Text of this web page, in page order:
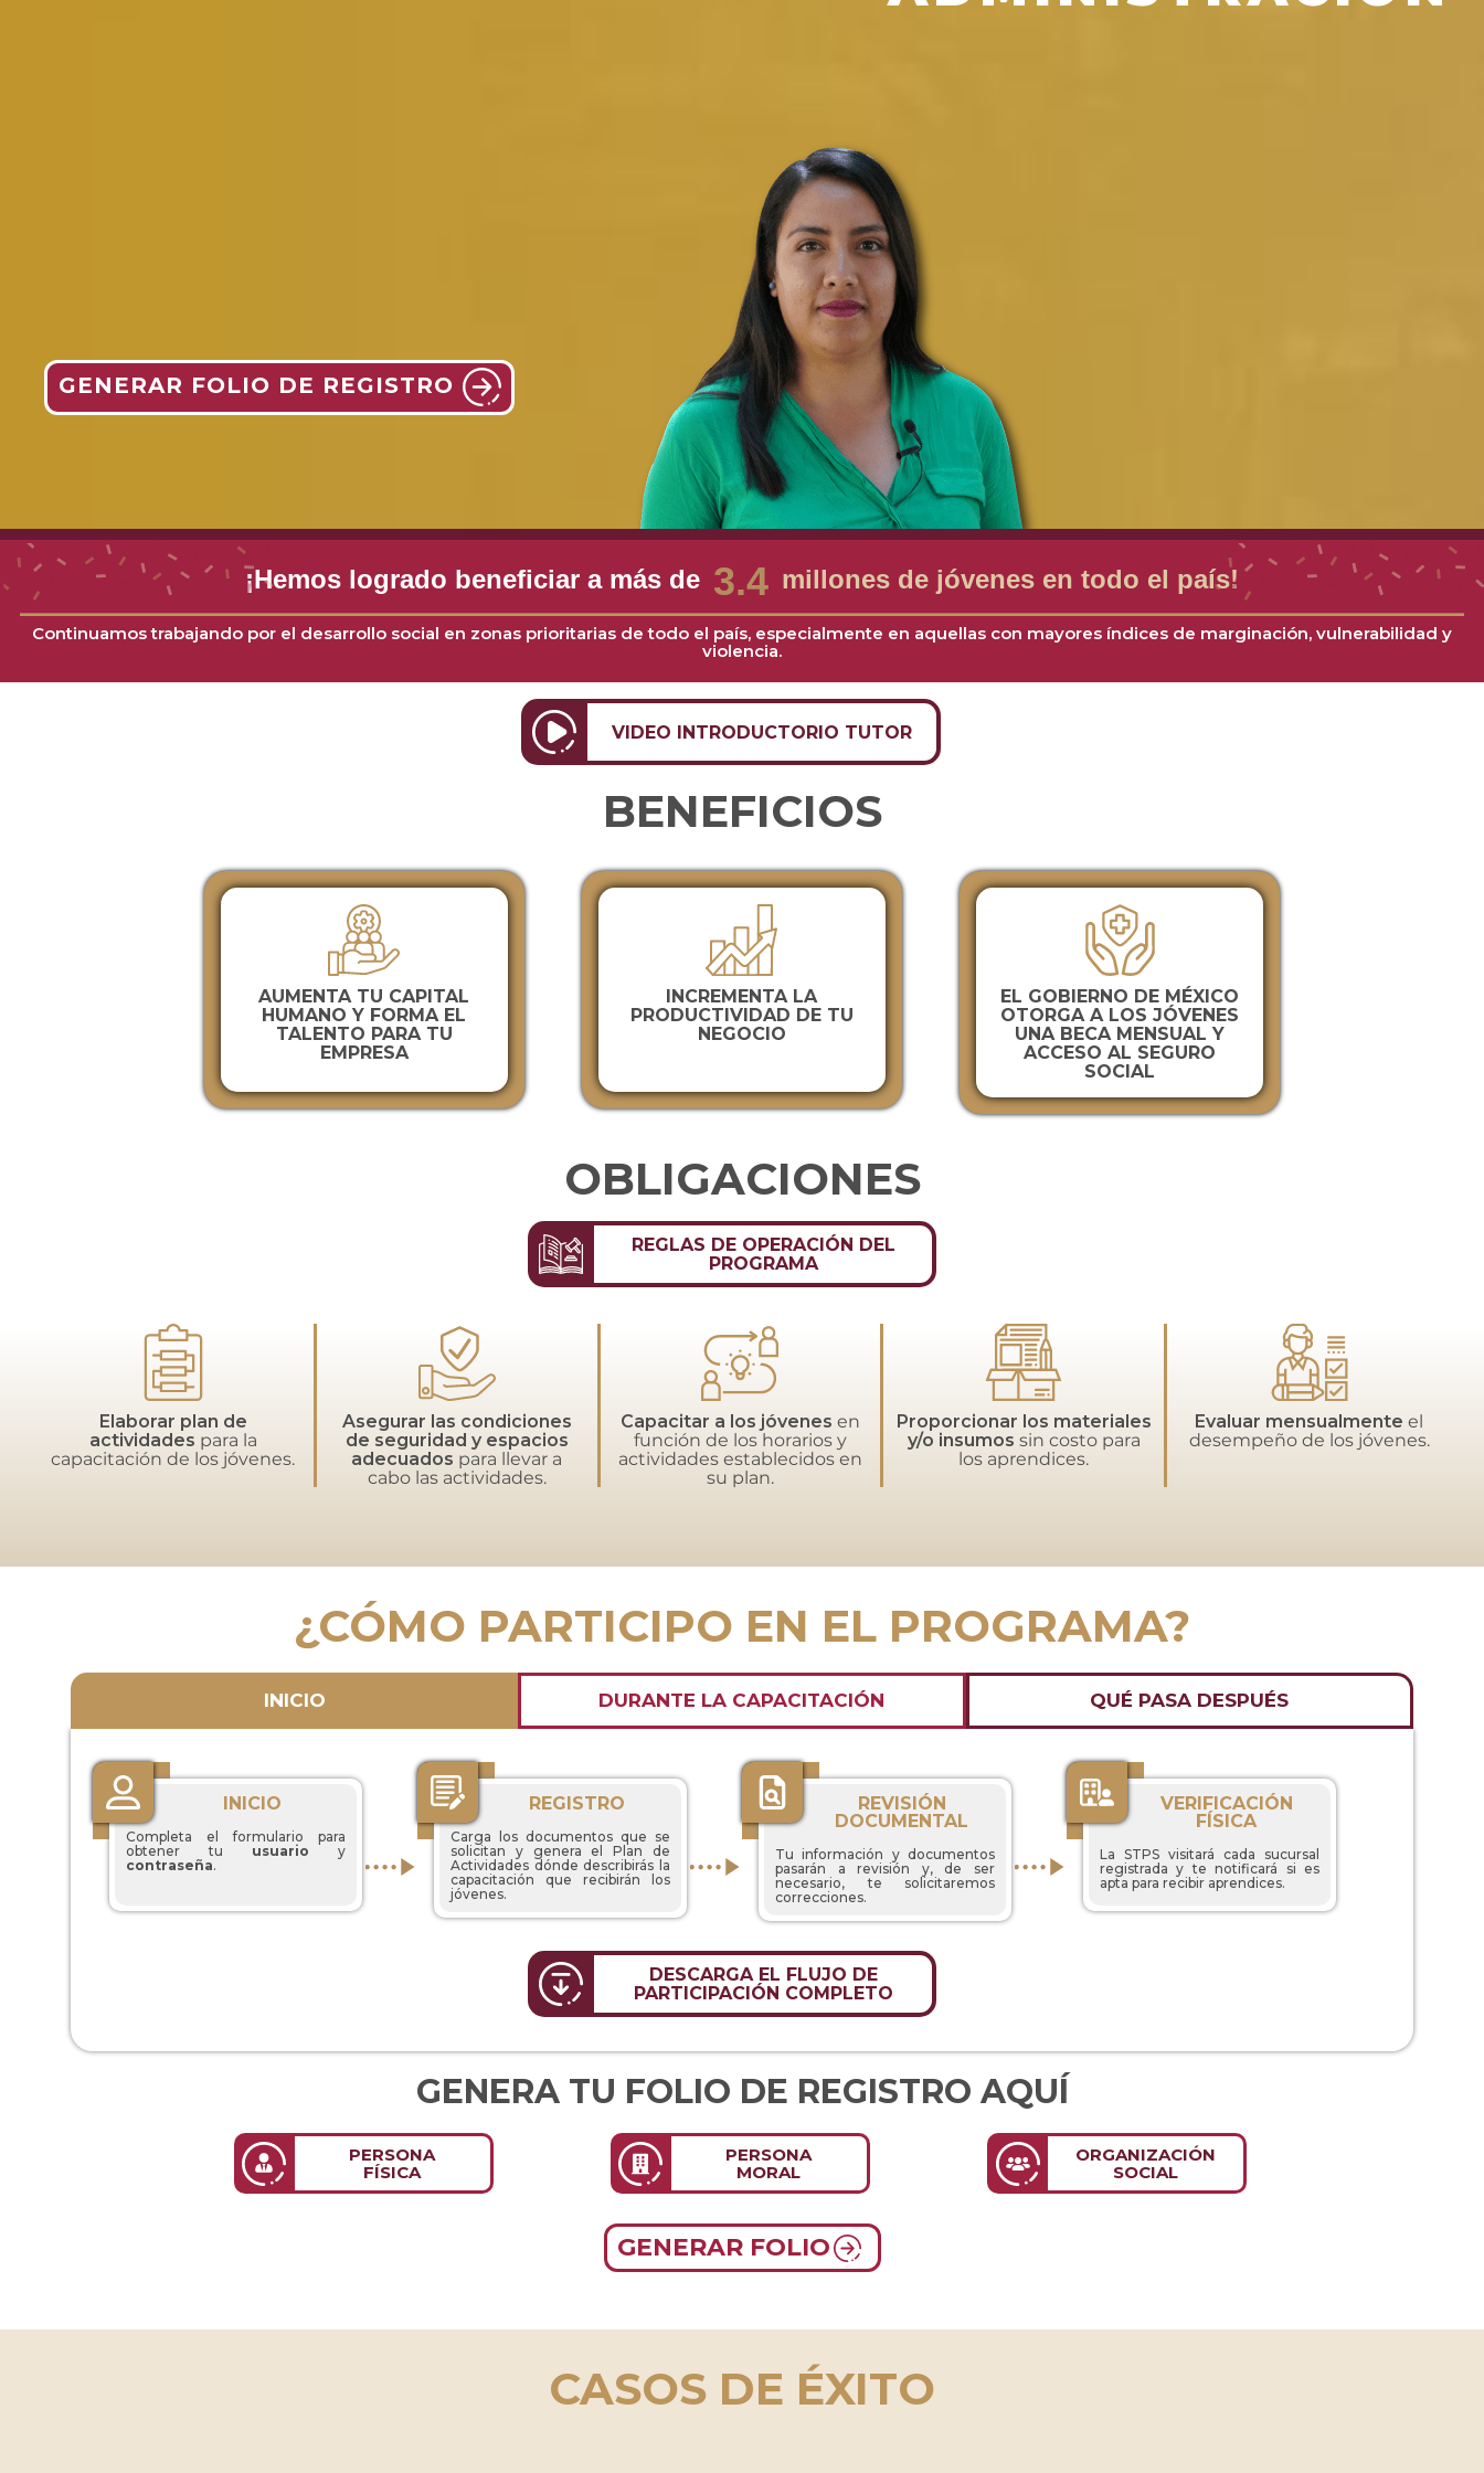
GENERAR FOLIO DE REGISTRO
¡Hemos logrado beneficiar a más de 3.4 millones de jóvenes en todo el país!
Continuamos trabajando por el desarrollo social en zonas prioritarias de todo el país, especialmente en aquellas con mayores índices de marginación, vulnerabilidad y
violencia.
VIDEO INTRODUCTORIO TUTOR
BENEFICIOS
AUMENTA TU CAPITAL
HUMANO Y FORMA EL
TALENTO PARA TU
EMPRESA
INCREMENTA LA
PRODUCTIVIDAD DE TU
NEGOCIO
EL GOBIERNO DE MÉXICO
OTORGA A LOS JÓVENES
UNA BECA MENSUAL Y
ACCESO AL SEGURO
SOCIAL
OBLIGACIONES
REGLAS DE OPERACIÓN DEL
PROGRAMA
Elaborar plan de
actividades para la
capacitación de los jóvenes.
Asegurar las condiciones
de seguridad y espacios
adecuados para llevar a
cabo las actividades.
Capacitar a los jóvenes en
función de los horarios y
actividades establecidos en
su plan.
Proporcionar los materiales
y/o insumos sin costo para
los aprendices.
Evaluar mensualmente el
desempeño de los jóvenes.
¿CÓMO PARTICIPO EN EL PROGRAMA?
INICIO DURANTE LA CAPACITACIÓN QUÉ PASA DESPUÉS
INICIO
Completa el formulario para
obtener tu usuario y
contraseña.
REGISTRO
Carga los documentos que se
solicitan y genera el Plan de
Actividades dónde describirás la
capacitación que recibirán los
jóvenes.
REVISIÓN
DOCUMENTAL
Tu información y documentos
pasarán a revisión y, de ser
necesario, te solicitaremos
correcciones.
VERIFICACIÓN
FÍSICA
La STPS visitará cada sucursal
registrada y te notificará si es
apta para recibir aprendices.
DESCARGA EL FLUJO DE
PARTICIPACIÓN COMPLETO
GENERA TU FOLIO DE REGISTRO AQUÍ
PERSONA
FÍSICA
PERSONA
MORAL
ORGANIZACIÓN
SOCIAL
GENERAR FOLIO
CASOS DE ÉXITO